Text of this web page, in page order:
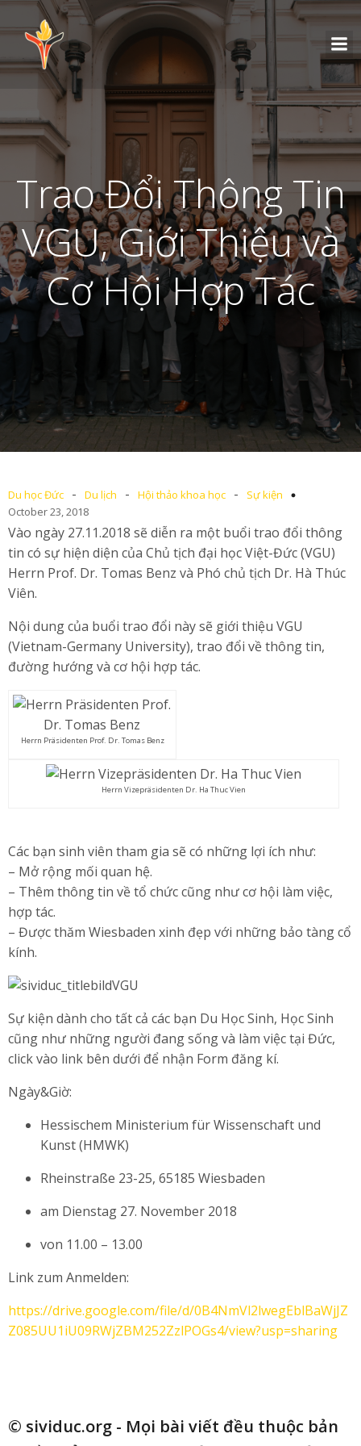
Trao Đổi Thông Tin
VGU, Giới Thiệu và
Cơ Hội Hợp Tác
Du học Đức - Du lịch - Hội thảo khoa học -
Sự kiện
October 23, 2018
Vào ngày 27.11.2018 sẽ diễn ra một buổi trao đổi thông
tin có sự hiện diện của Chủ tịch đại học Việt-Đức (VGU)
Herrn Prof. Dr. Tomas Benz và Phó chủ tịch Dr. Hà Thúc
Viên.
Nội dung của buổi trao đổi này sẽ giới thiệu VGU
(Vietnam-Germany University), trao đổi về thông tin,
đường hướng và cơ hội hợp tác.
Herrn Präsidenten Prof. Dr. Tomas Benz
Herrn Vizepräsidenten Dr. Ha Thuc Vien
Các bạn sinh viên tham gia sẽ có những lợi ích như:
– Mở rộng mối quan hệ.
– Thêm thông tin về tổ chức cũng như cơ hội làm việc,
hợp tác.
– Được thăm Wiesbaden xinh đẹp với những bảo tàng cổ
kính.
Sự kiện dành cho tất cả các bạn Du Học Sinh, Học Sinh
cũng như những người đang sống và làm việc tại Đức,
click vào link bên dưới để nhận Form đăng kí.
Ngày&Giờ:
Hessischem Ministerium für Wissenschaft und
Kunst (HMWK)
Rheinstraße 23-25, 65185 Wiesbaden
am Dienstag 27. November 2018
von 11.00 – 13.00
Link zum Anmelden:
https://drive.google.com/file/d/0B4NmVl2lwegEblBaWjJZ
Z085UU1iU09RWjZBM252ZzlPOGs4/view?usp=sharing
© sividuc.org - Mọi bài viết đều thuộc bản